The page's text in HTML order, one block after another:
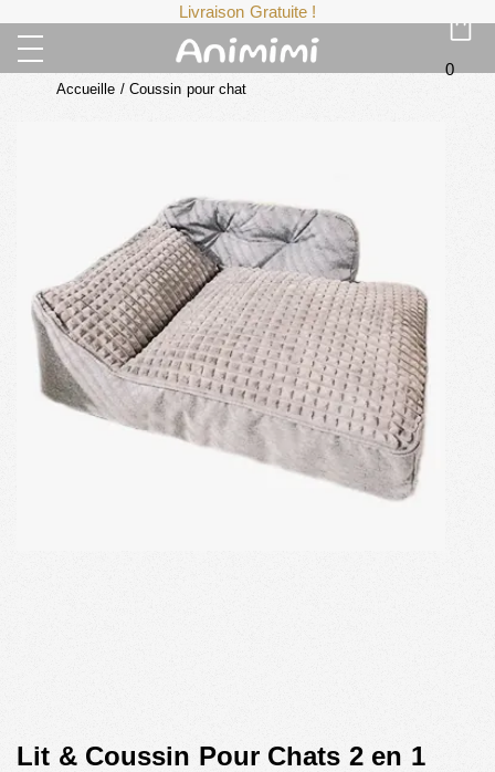
Livraison Gratuite !
0
Accueille / Coussin pour chat
Lit & Coussin Pour Chats 2 en 1